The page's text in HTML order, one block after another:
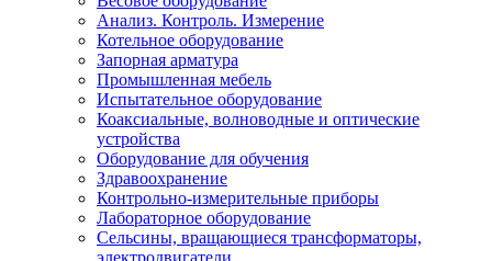
Анализ. Контроль. Измерение
Котельное оборудование
Запорная арматура
Промышленная мебель
Испытательное оборудование
Коаксиальные, волноводные и оптические
устройства
Оборудование для обучения
Здравоохранение
Контрольно-измерительные приборы
Лабораторное оборудование
Сельсины, вращающиеся трансформаторы,
электродвигатели